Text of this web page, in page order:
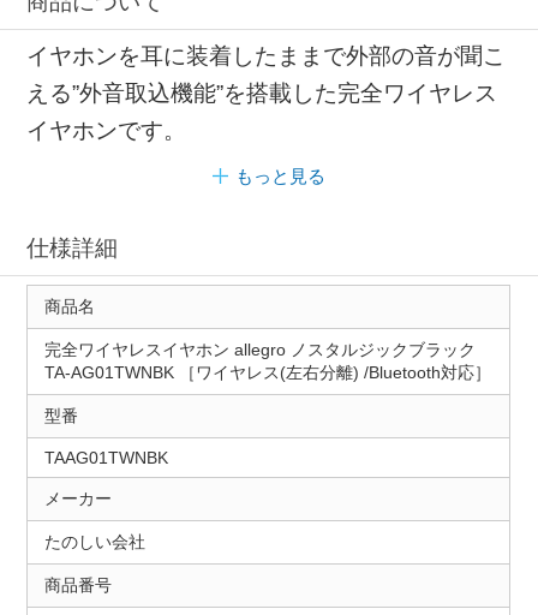
イヤホンを耳に装着したままで外部の音が聞こ
える”外音取込機能”を搭載した完全ワイヤレス
イヤホンです。
もっと見る
仕様詳細
商品名
完全ワイヤレスイヤホン allegro ノスタルジックブラック
TA-AG01TWNBK ［ワイヤレス(左右分離) /Bluetooth対応］
型番
TAAG01TWNBK
メーカー
たのしい会社
商品番号